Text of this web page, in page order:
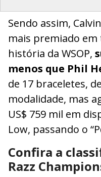
Sendo assim,
mais premiado em
história da WSOP,
menos que Phil
de 17 braceletes,
modalidade, mas
US$ 759 mil em
Low, passando o
Confira a
Razz